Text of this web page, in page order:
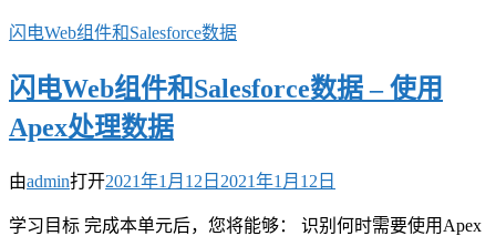
闪电Web组件和Salesforce数据
闪电Web组件和Salesforce数据 – 使用
Apex处理数据
由admin打开2021年1月12日 2021年1月12日
学习目标 完成本单元后，您将能够： 识别何时需要使用Apex